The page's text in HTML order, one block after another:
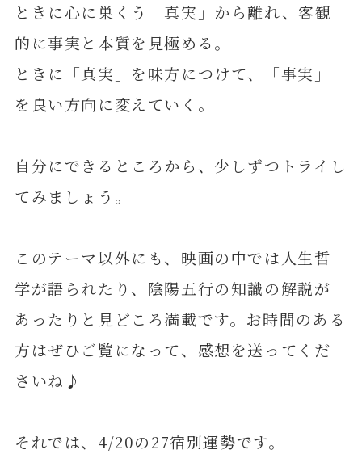
ときに心に巣くう「真実」から離れ、客観
的に事実と本質を見極める。
ときに「真実」を味方につけて、「事実」
を良い方向に変えていく。
自分にできるところから、少しずつトライし
てみましょう。
このテーマ以外にも、映画の中では人生哲
学が語られたり、陰陽五行の知識の解説が
あったりと見どころ満載です。お時間のある
方はぜひご覧になって、感想を送ってくだ
さいね♪
それでは、4/20の27宿別運勢です。